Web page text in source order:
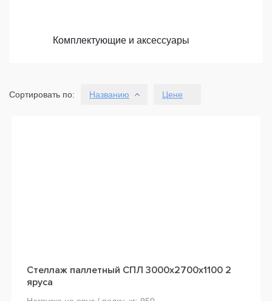
Комплектующие и аксессуары
Сортировать по: Названию Цене
Стеллаж паллетный СПЛ 3000x2700x1100 2
яруса